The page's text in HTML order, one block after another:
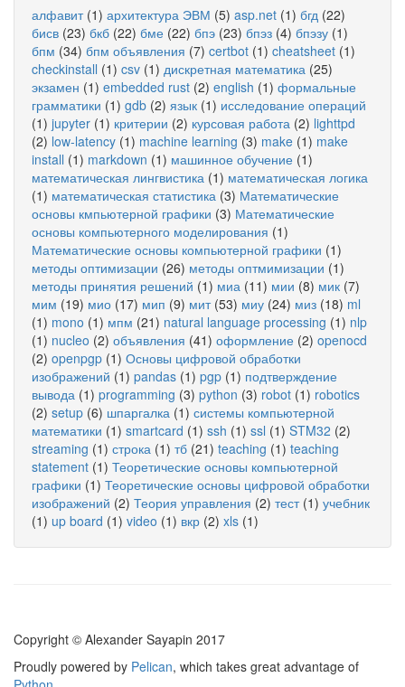
алфавит(1) архитектура ЭВМ (5) asp.net (1) бгд (22)
бисв (23) бкб (22) бме (22) бпэ (23) бпэз (4) бпэзу (1)
бпм (34) бпм объявления (7) certbot (1) cheatsheet (1)
checkinstall (1) csv (1) дискретная математика (25)
экзамен (1) embedded rust (2) english (1) формальные
грамматики (1) gdb (2) язык (1) исследование операций
(1) jupyter (1) критерии (2) курсовая работа (2) lighttpd
(2) low-latency (1) machine learning (3) make (1) make
install (1) markdown (1) машинное обучение (1)
математическая лингвистика (1) математическая логика
(1) математическая статистика (3) Математические
основы кмпьютерной графики (3) Математические
основы компьютерного моделирования (1)
Математические основы компьютерной графики (1)
методы оптимизации (26) методы оптмимизации (1)
методы принятия решений (1) миа (11) мии (8) мик (7)
мим (19) мио (17) мип (9) мит(53) миу (24) миз (18) ml
(1) mono (1) мпм (21) natural language processing (1) nlp
(1) nucleo (2) объявления (41) оформление (2) openocd
(2) openpgp (1) Основы цифровой обработки
изображений (1) pandas (1) pgp (1) подтверждение
вывода (1) programming (3) python (3) robot (1) robotics
(2) setup (6) шпаргалка (1) системы компьютерной
математики (1) smartcard (1) ssh (1) ssl (1) STM32 (2)
streaming (1) строка (1) тб (21) teaching (1) teaching
statement (1) Теоретические основы компьютерной
графики (1) Теоретические основы цифровой обработки
изображений (2) Теория управления (2) тест(1) учебник
(1) up board (1) video (1) вкр (2) xls (1)
Copyright © Alexander Sayapin 2017
Proudly powered by Pelican, which takes great advantage of